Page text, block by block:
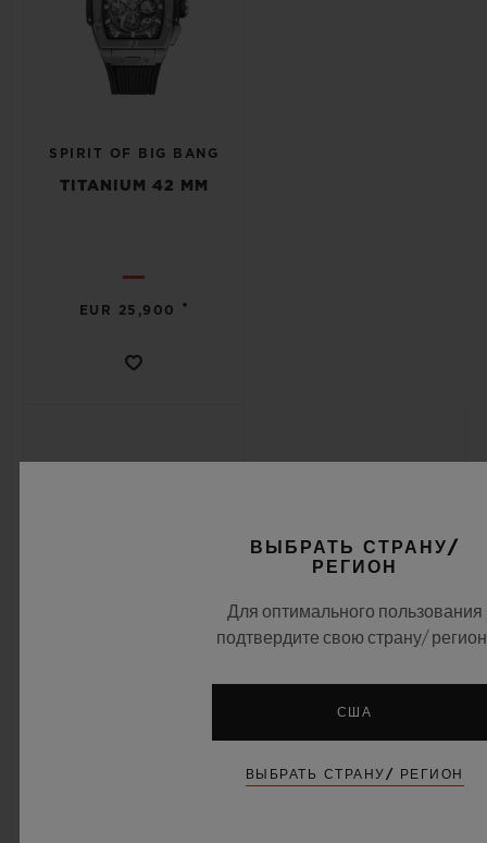
SPIRIT OF BIG BANG
TITANIUM 42 MM
EUR 25,900 •
ВЫБРАТЬ СТРАНУ/
РЕГИОН
Для оптимального пользования
подтвердите свою страну/
США
ВЫБРАТЬ СТРАНУ/ РЕГИОН